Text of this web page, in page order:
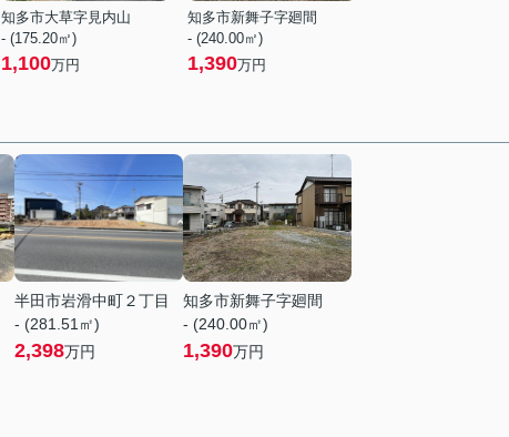
知多市大草字見内山
- (175.20㎡)
1,100万円
知多市新舞子字廻間
- (240.00㎡)
1,390万円
半田市岩滑中町２丁目
- (281.51㎡)
2,398万円
知多市新舞子字廻間
- (240.00㎡)
1,390万円